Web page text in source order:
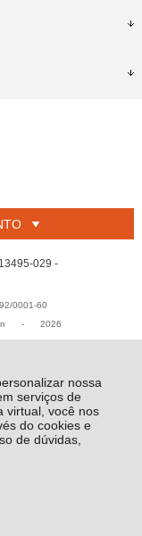
nossa
serviços de
virtual, você nos
do cookies e
de dúvidas,
029 -
0001-60
- 2026